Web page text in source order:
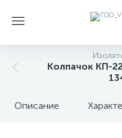
Колпачок КП-
Описание